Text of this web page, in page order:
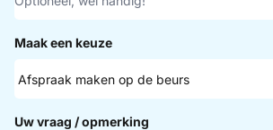
Maak een keuze
Uw vraag / opmerking